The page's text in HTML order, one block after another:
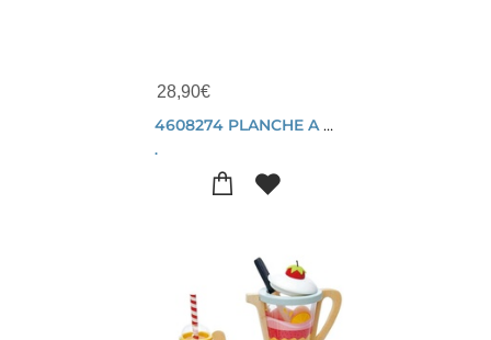
28,90€
4608274 PLANCHE A DECOUPER MINI CHEF
.